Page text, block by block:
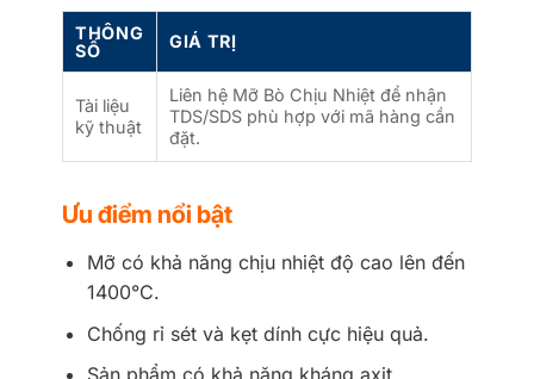
THÔNG
SỐ
GIÁ TRỊ
Tài liệu
kỹ thuật
Liên hệ Mỡ Bò Chịu Nhiệt để nhận
TDS/SDS phù hợp với mã hàng cần
đặt.
Ưu điểm nổi bật
Mỡ có khả năng chịu nhiệt độ cao lên đến
1400°C.
Chống rỉ sét và kẹt dính cực hiệu quả.